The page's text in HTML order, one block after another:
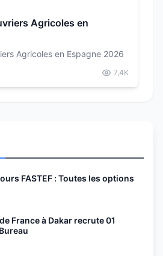
Agricoles en
Agricoles en Espagne 2026
7,4K
FASTEF : Toutes les options
France à Dakar recrute 01